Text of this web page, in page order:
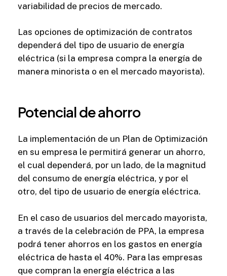
variabilidad de precios de mercado.
Las opciones de optimización de contratos
dependerá del tipo de usuario de energía
eléctrica (si la empresa compra la energía de
manera minorista o en el mercado mayorista).
Potencialdeahorro
La implementación de un Plan de Optimización
en su empresa le permitirá generar un ahorro,
el cual dependerá, por un lado, de la magnitud
del consumo de energía eléctrica, y por el
otro, del tipo de usuario de energía eléctrica.
En el caso de usuarios del mercado mayorista,
a través de la celebración de PPA, la empresa
podrá tener ahorros en los gastos en energía
eléctrica de hasta el 40%. Para las empresas
que compran la energía eléctrica a las